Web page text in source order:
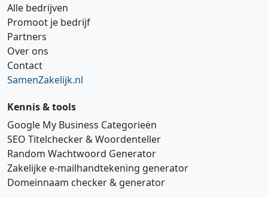
Alle bedrijven
Promoot je bedrijf
Partners
Over ons
Contact
SamenZakelijk.nl
Kennis & tools
Google My Business Categorieën
SEO Titelchecker & Woordenteller
Random Wachtwoord Generator
Zakelijke e‑mailhandtekening generator
Domeinnaam checker & generator